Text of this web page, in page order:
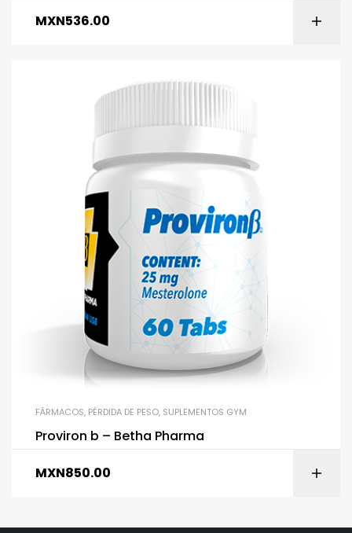
MXN536.00
FÁRMACOS, PÉRDIDA DE PESO, SUPLEMENTOS GYM
Proviron b – Betha Pharma
MXN850.00